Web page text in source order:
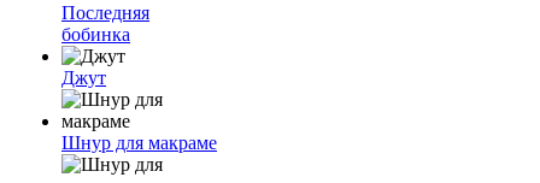
Последняя
бобинка
Джут
Шнур для макраме